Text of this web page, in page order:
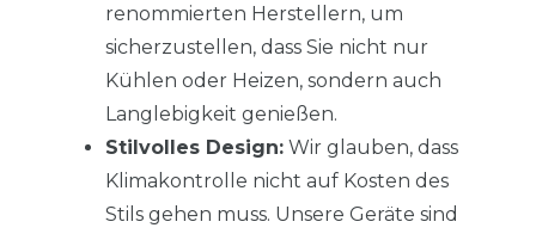
renommierten Herstellern, um
sicherzustellen, dass Sie nicht nur
Kühlen oder Heizen, sondern auch
Langlebigkeit genießen.
Stilvolles Design: Wir glauben, dass
Klimakontrolle nicht auf Kosten des
Stils gehen muss. Unsere Geräte sind